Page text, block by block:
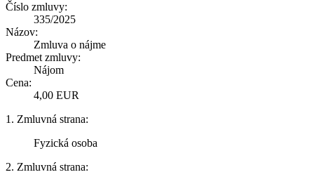
Číslo zmluvy:
335/2025
Názov:
Zmluva o nájme
Predmet zmluvy:
Nájom
Cena:
4,00 EUR
1. Zmluvná strana:
Fyzická osoba
2. Zmluvná strana: